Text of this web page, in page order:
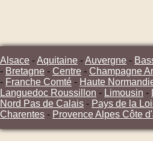
Alsace -Aquitaine -Auvergne -
- Bretagne - Centre - Champagne
- Franche Comté - Haute
Languedoc Roussillon - Limousin -
Nord Pas de Calais - Pays de la
Charentes - Provence Alpes Côte